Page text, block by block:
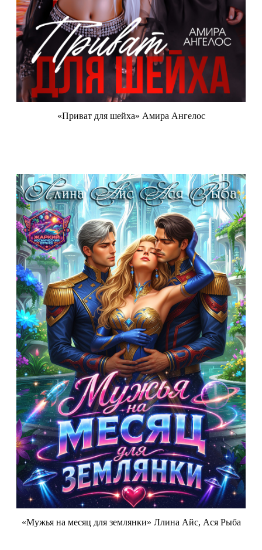
«Приват для шейха» Амира Ангелос
«Мужья на месяц для землянки» Ллина Айс, Ася Рыба